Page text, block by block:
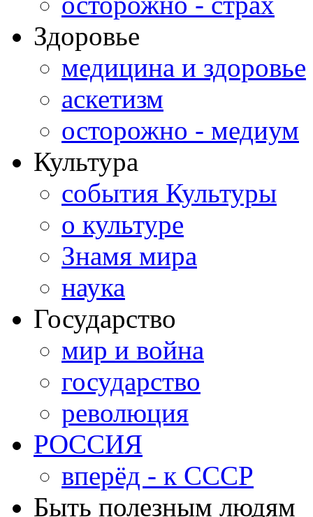
Здоровье
медицина и здоровье
аскетизм
осторожно - медиум
Культура
события Культуры
о культуре
Знамя мира
наука
Государство
мир и война
государство
революция
РОССИЯ
вперёд - к СССР
Быть полезным людям